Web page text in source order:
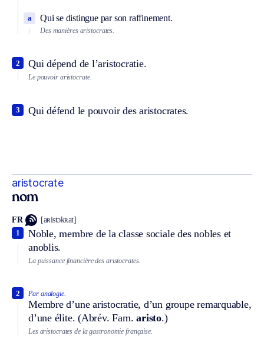
Qui se distingue par son raffinement.
a
Des manières aristocrates.
Qui dépend de l’aristocratie.
2
Le pouvoir aristocrate.
Qui défend le pouvoir des aristocrates.
3
aristocrate
nom
FR [aʀistɔkʀat]
Noble, membre de la classe sociale des nobles et
anoblis.
1
La puissance financière des aristocrates.
Par analogie.
Membre d’une aristocratie, d’un groupe remarquable,
d’une élite. (Abrév. Fam. aristo.)
2
Les aristocrates de la gastronomie française.